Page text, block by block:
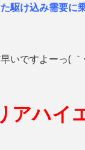
駆け込み需要に
いですよーっ( ｀
アハイ